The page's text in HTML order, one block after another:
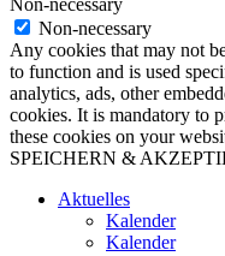
Non-necessary
Non-necessary
Any cookies that may not
to function and is used
analytics, ads, other
cookies. It is mandatory to
these cookies on your
SPEICHERN &
Aktuelles
Kalender
Kalender